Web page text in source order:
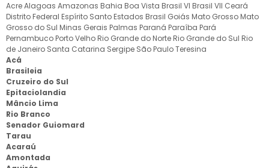
AcreAlagoas Amazonas Bahia Boa Vista Brasil VI Brasil VII Ceará
Distrito Federal Espírito Santo Estados Brasil Goiás Mato Grosso Mato
Grosso do Sul Minas Gerais Palmas Paraná Paraíba Pará
Pernambuco Porto Velho Rio Grande do Norte Rio Grande do Sul Rio
de Janeiro Santa Catarina Sergipe São PauloTeresina
Acá
Brasileia
Cruzeiro do Sul
Epitaciolandia
Mâncio Lima
Rio Branco
Senador Guiomard
Tarau
Acaraú
Amontada